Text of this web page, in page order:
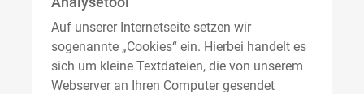
Auf unserer Internetseite setzen wir
sogenannte „Cookies“ ein. Hierbei handelt es
sich um kleine Textdateien, die von unserem
Webserver an Ihren Computer gesendet